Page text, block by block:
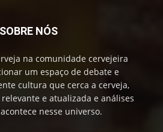
SOBRE NÓS
na comunidade cervejeira
um espaço de debate e
cultura que cerca a cerveja,
e atualizada e análises
nesse universo.